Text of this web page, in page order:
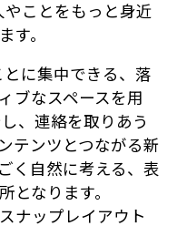
ことをもっと身近
す。
に集中できる、落
ブなスペースを用
、連絡を取りあう
テンツとつながる新
く自然に考える、表
となります。
ナップレイアウト